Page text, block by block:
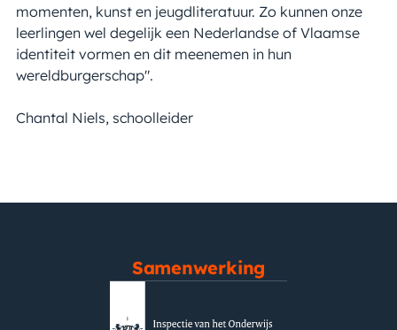
momenten, kunst en jeugdliteratuur. Zo kunnen onze
leerlingen wel degelijk een Nederlandse of Vlaamse
identiteit vormen en dit meenemen in hun
wereldburgerschap".
Chantal Niels, schoolleider
Samenwerking